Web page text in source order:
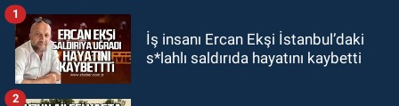
18:18Gurbetçi Elmaslar
Zonguldakspor’a destek oldu
İş insanı Ercan Ekşi İstanbul’daki
s*lahlı saldırıda hayatını kaybetti
1
2